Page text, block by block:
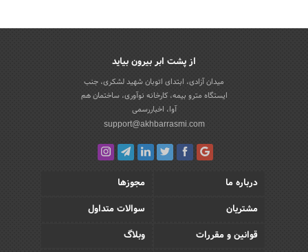
از پشت ابر بیرون بیاید
میدان آزادی، ابتدای اتوبان شهید لشکری، جنب
ایستگاه مترو بیمه، کارخانه نوآوری، ساختمان هم
آوا، اخباررسمی
support@akhbarrasmi.com
درباره ما
مجوزها
مشتریان
سوالات متداول
قوانین و مقررات
وبلاگ